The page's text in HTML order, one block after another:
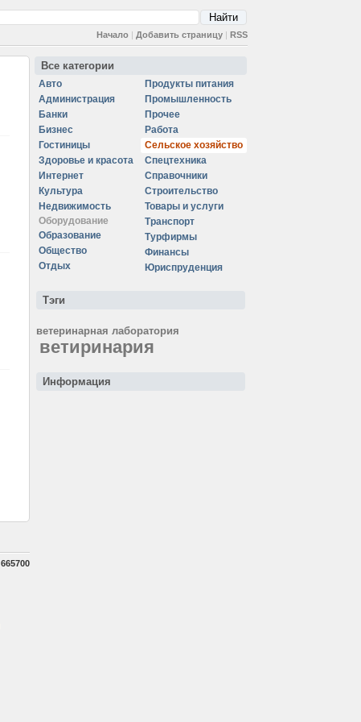
Начало | Добавить страницу | RSS
665700
Все категории
Авто
Администрация
Банки
Бизнес
Гостиницы
Здоровье и красота
Интернет
Культура
Недвижимость
Оборудование
Образование
Общество
Отдых
Продукты питания
Промышленность
Прочее
Работа
Сельское хозяйство
Спецтехника
Справочники
Строительство
Товары и услуги
Транспорт
Турфирмы
Финансы
Юриспруденция
Тэги
ветеринарная лаборатория
ветиринария
Информация